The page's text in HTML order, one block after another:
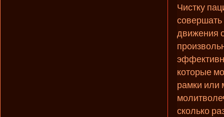
Чистку
движения
которые
рамки или
сколько